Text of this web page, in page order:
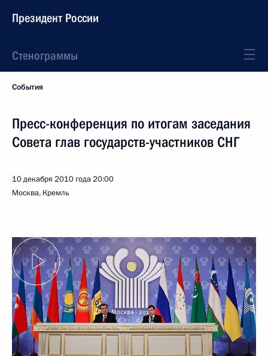
Президент России
Стенограммы
События
Пресс-конференция по итогам заседания
Совета глав государств-участников СНГ
10 декабря 2010 года20:00
Москва, Кремль